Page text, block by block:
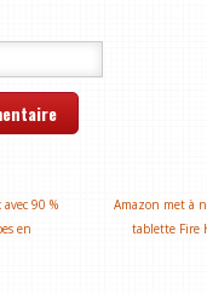
90 %
en
Amazon met à
tablette Fire